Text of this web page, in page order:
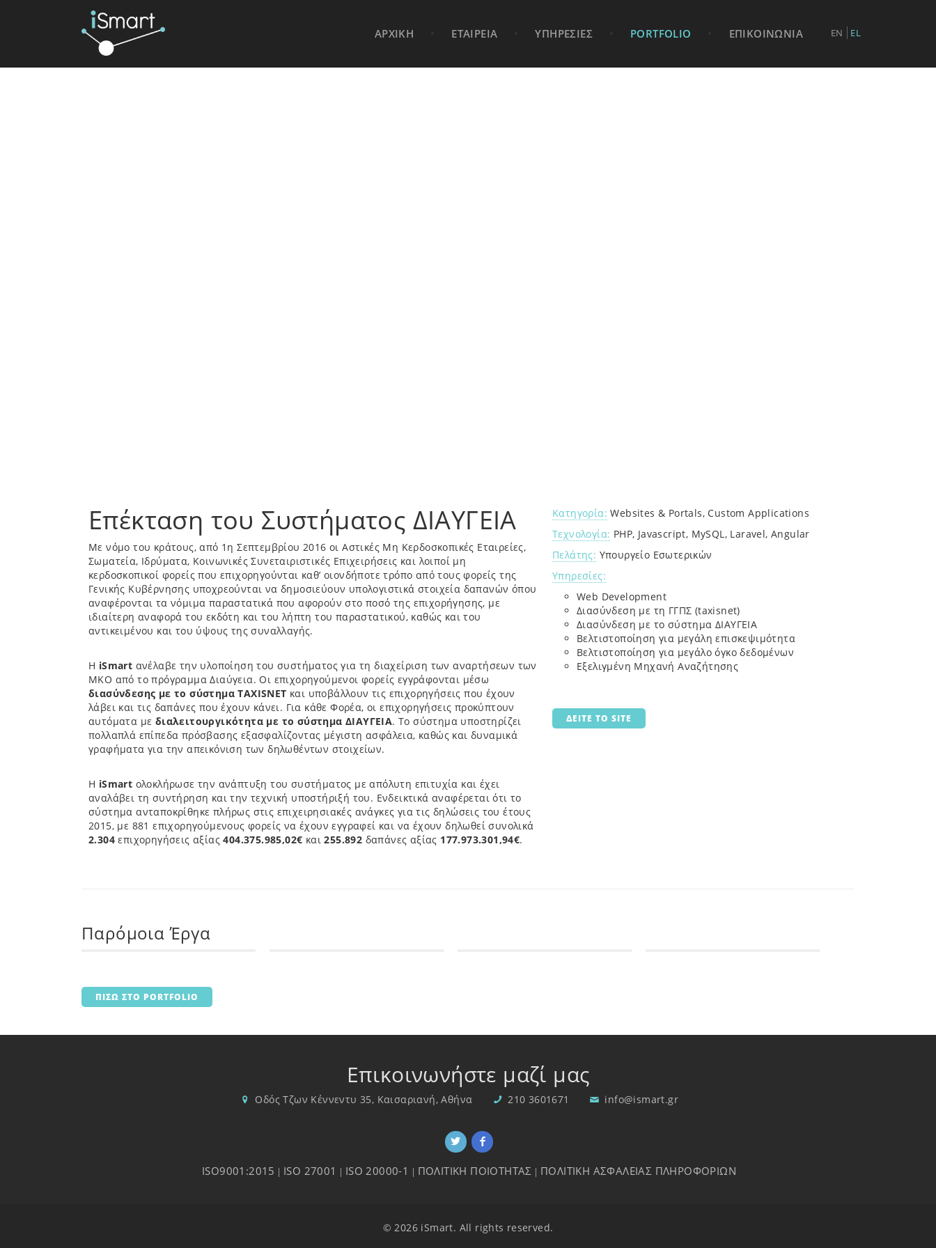
EN EL
ΑΡΧΙΚΗ ΕΤΑΙΡΕΙΑ ΥΠΗΡΕΣΙΕΣ PORTFOLIO ΕΠΙΚΟΙΝΩΝΙΑ
Επέκταση του Συστήματος ΔΙΑΥΓΕΙΑ
Με νόμο του κράτους, από 1η Σεπτεμβρίου 2016 οι Αστικές Μη Κερδοσκοπικές Εταιρείες,
Σωματεία, Ιδρύματα, Κοινωνικές Συνεταιριστικές Επιχειρήσεις και λοιποί μη
κερδοσκοπικοί φορείς που επιχορηγούνται καθ’ οιονδήποτε τρόπο από τους φορείς της
Γενικής Κυβέρνησης υποχρεούνται να δημοσιεύουν υπολογιστικά στοιχεία δαπανών όπου
αναφέρονται τα νόμιμα παραστατικά που αφορούν στο ποσό της επιχορήγησης, με
ιδιαίτερη αναφορά του εκδότη και του λήπτη του παραστατικού, καθώς και του
αντικειμένου και του ύψους της συναλλαγής.
Η iSmart ανέλαβε την υλοποίηση του συστήματος για τη διαχείριση των αναρτήσεων των
ΜΚΟ από το πρόγραμμα Διαύγεια. Οι επιχορηγούμενοι φορείς εγγράφονται μέσω
διασύνδεσης με το σύστημα TAXISNET και υποβάλλουν τις επιχορηγήσεις που έχουν
λάβει και τις δαπάνες που έχουν κάνει. Για κάθε Φορέα, οι επιχορηγήσεις προκύπτουν
αυτόματα με διαλειτουργικότητα με το σύστημα ΔΙΑΥΓΕΙΑ. Το σύστημα υποστηρίζει
πολλαπλά επίπεδα πρόσβασης εξασφαλίζοντας μέγιστη ασφάλεια, καθώς και δυναμικά
γραφήματα για την απεικόνιση των δηλωθέντων στοιχείων.
Η iSmart ολοκλήρωσε την ανάπτυξη του συστήματος με απόλυτη επιτυχία και έχει
αναλάβει τη συντήρηση και την τεχνική υποστήριξή του. Ενδεικτικά αναφέρεται ότι το
σύστημα ανταποκρίθηκε πλήρως στις επιχειρησιακές ανάγκες για τις δηλώσεις του έτους
2015, με 881 επιχορηγούμενους φορείς να έχουν εγγραφεί και να έχουν δηλωθεί συνολικά
2.304επιχορηγήσεις αξίας404.375.985,02€ και255.892 δαπάνες αξίας 177.973.301,94€.
Κατηγορία: Websites & Portals, Custom Applications
Τεχνολογία: PHP, Javascript, MySQL, Laravel, Angular
Πελάτης: Υπουργείο Εσωτερικών
Υπηρεσίες:
Web Development
Διασύνδεση με τη ΓΓΠΣ (taxisnet)
Διασύνδεση με το σύστημα ΔΙΑΥΓΕΙΑ
Βελτιστοποίηση για μεγάλη επισκεψιμότητα
Βελτιστοποίηση για μεγάλο όγκο δεδομένων
Εξελιγμένη Μηχανή Αναζήτησης
ΔΕΙΤΕ ΤΟ SITE
Παρόμοια Έργα
ΠΙΣΩ ΣΤΟ PORTFOLIO
Επικοινωνήστε μαζί μας
Οδός Τζων Κέννεντυ 35, Καισαριανή, Αθήνα 210 3601671 info@ismart.gr
ISO9001:2015 | ISO 27001 | ISO 20000-1 | ΠΟΛΙΤΙΚΗ ΠΟΙΟΤΗΤΑΣ | ΠΟΛΙΤΙΚΗ ΑΣΦΑΛΕΙΑΣ ΠΛΗΡΟΦΟΡΙΩΝ
© 2026 iSmart. All rights reserved.